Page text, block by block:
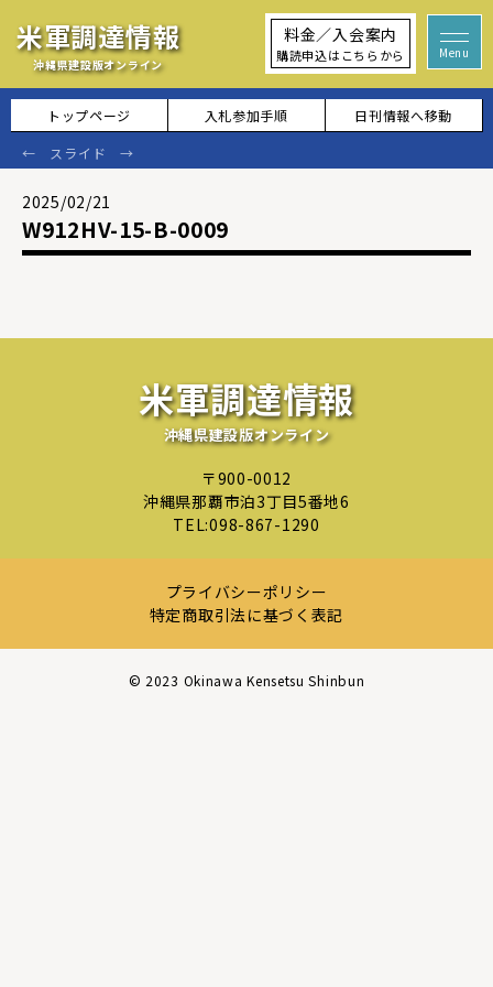
米軍調達情報
沖縄県建設版オンライン
料金／入会案内
購読申込はこちらから
トップページ 入札参加手順 日刊情報へ移動
2025/02/21
W912HV-15-B-0009
米軍調達情報
沖縄県建設版オンライン
〒900-0012
沖縄県那覇市泊3丁目5番地6
TEL:098-867-1290
プライバシーポリシー
特定商取引法に基づく表記
©︎ 2023 Okinawa Kensetsu Shinbun